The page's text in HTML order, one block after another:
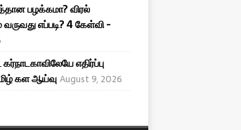
பழக்கமா? விரல்
எப்படி? 4 கேள்வி -
எதிர்ப்பு
கள ஆய்வு August 9, 2026